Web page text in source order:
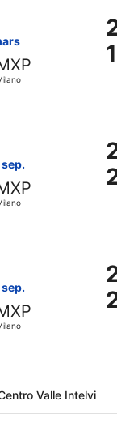
2
2
med avresa
2
med avresa
Valle Intelvi